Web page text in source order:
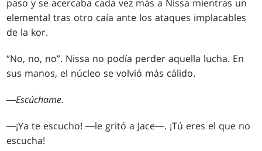
paso y se acercaba cada vez más a Nissa mientras un
elemental tras otro caía ante los ataques implacables
de la kor.
“No, no, no”. Nissa no podía perder aquella lucha. En
sus manos, el núcleo se volvió más cálido.
―Escúchame.
―¡Ya te escucho! ―le gritó a Jace―. ¡Tú eres el que no
escucha!